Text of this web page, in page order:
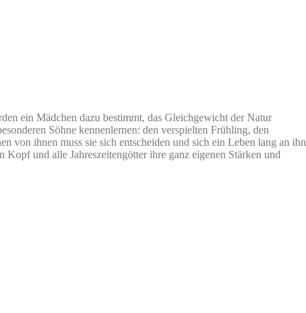
ein Mädchen dazu bestimmt, das Gleichgewicht der Natur
Söhne kennenlernen: den verspielten Frühling, den
von ihnen muss sie sich entscheiden und sich ein Leben lang an ihn
und alle Jahreszeitengötter ihre ganz eigenen Stärken und